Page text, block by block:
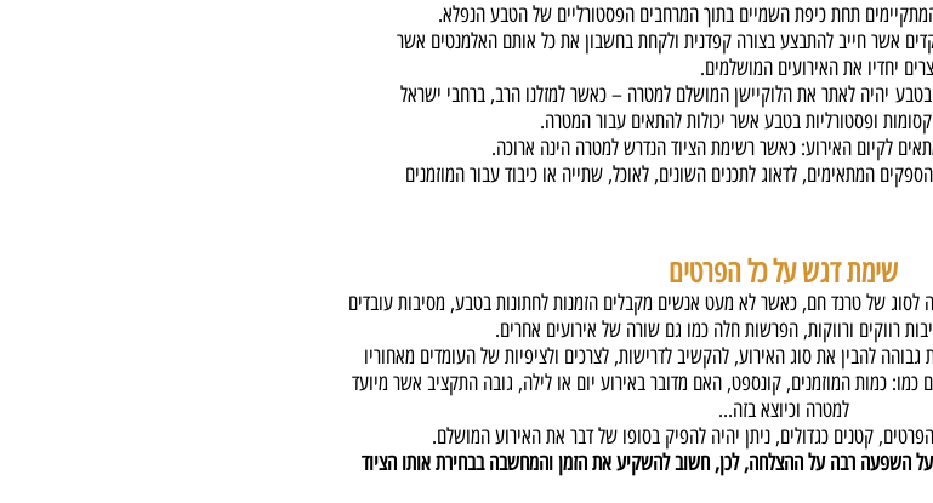
תחתכיפת השמיים בתוך המרחבים הפסטורליים של הטבע הנפלא.
אשר חייב להתבצע בצורה קפדנית ולקחת בחשבון את כל אותם האלמנטים אשר
יחדיו את האירועים המושלמים.
יהיה לאתר את הלוקיישן המושלם למטרה – כאשר למזלנו הרב, ברחבי ישראל
ופסטורליות בטבע אשר יכולות להתאים עבור המטרה.
לקיום האירוע: כאשר רשימת הציוד הנדרש למטרה הינה ארוכה.
המתאימים, לדאוג לתכנים השונים, לאוכל, שתייה או כיבוד עבור המוזמנים
שימת דגש על כל הפרטים
של טרנד חם, כאשר לא מעט אנשים מקבלים הזמנות לחתונות בטבע, מסיבות עובדים
רווקים ורווקות, הפרשות חלה כמו גם שורה של אירועים אחרים.
להבין את סוג האירוע, להקשיב לדרישות, לצרכים ולציפיות של העומדים מאחוריו
כמו: כמות המוזמנים, קונספט, האם מדובר באירוע יום או לילה, גובה התקציב אשר מיועד
למטרה וכיוצא בזה...
קטנים כגדולים, ניתן יהיה להפיק בסופו של דבר את האירוע המושלם.
השפעה רבה על ההצלחה, לכן, חשוב להשקיע את הזמן והמחשבה בבחירת אותו הציוד